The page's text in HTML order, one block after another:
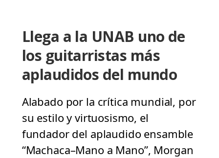
Llega a la UNAB uno de
los guitarristas más
aplaudidos del mundo
Alabado por la crítica mundial, por
su estilo y virtuosismo, el
fundador del aplaudido ensamble
“Machaca–Mano a Mano”, Morgan